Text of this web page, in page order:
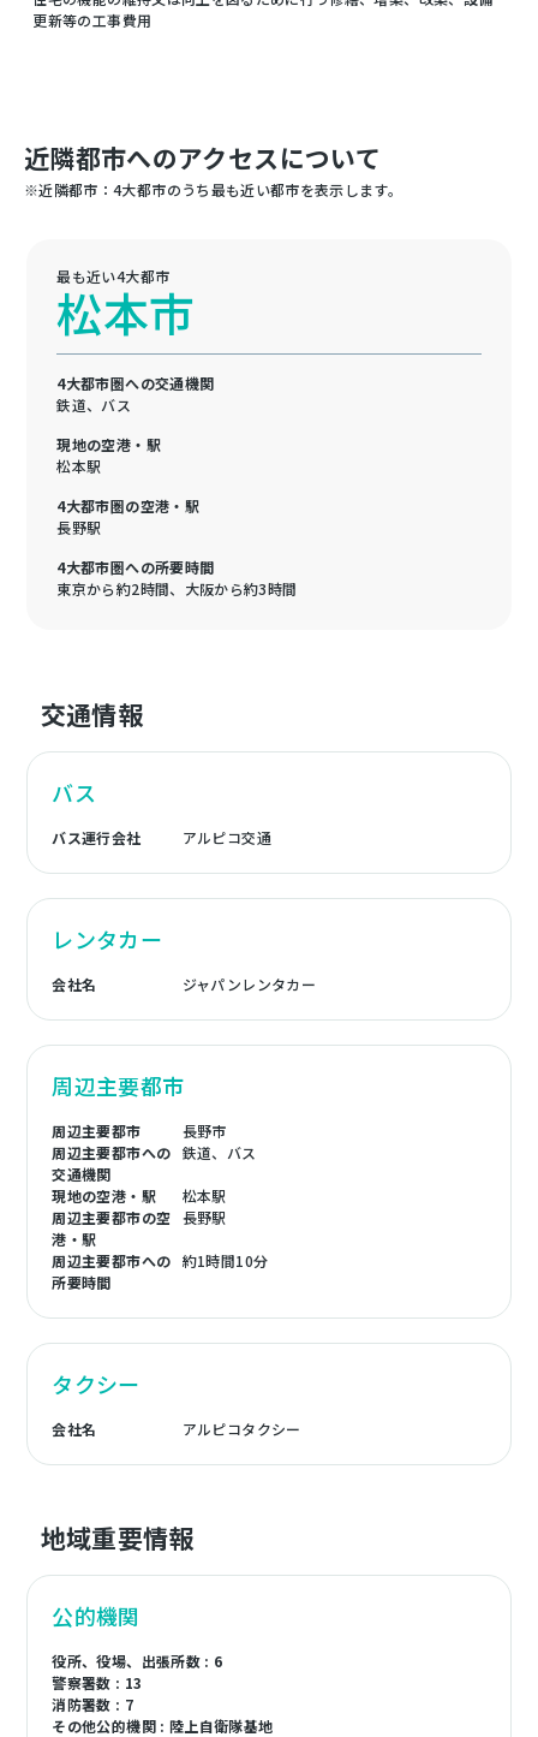
更新等の工事費用
近隣都市へのアクセスについて
※近隣都市：4大都市のうち最も近い都市を表示します。
最も近い4大都市
松本市
4大都市圏への交通機関
鉄道、バス
現地の空港・駅
松本駅
4大都市圏の空港・駅
長野駅
4大都市圏への所要時間
東京から約2時間、大阪から約3時間
交通情報
バス
バス運行会社 アルピコ交通
レンタカー
会社名 ジャパンレンタカー
周辺主要都市
周辺主要都市
長野市
周辺主要都市への
交通機関
鉄道、バス
現地の空港・駅
松本駅
周辺主要都市の空
港・駅
長野駅
周辺主要都市への
所要時間
約1時間10分
タクシー
会社名 アルピコタクシー
地域重要情報
公的機関
役所、役場、出張所数 : 6
警察署数 : 13
消防署数 : 7
その他公的機関 : 陸上自衛隊基地